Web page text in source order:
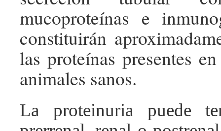
mucoproteínas e
constituirán
las proteínas presentes
animales sanos.
La proteinuria puede